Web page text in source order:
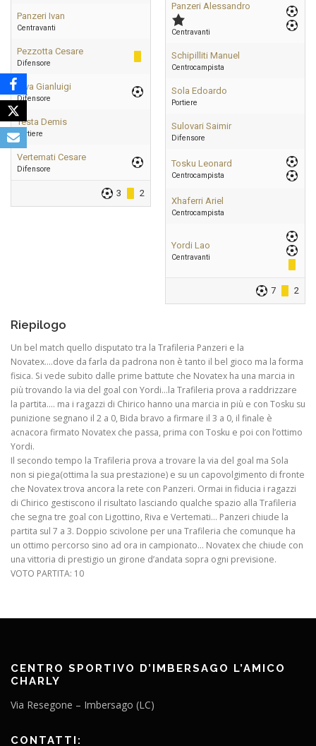
Panzeri Ivan
Centravanti
Pezzotta Cesare
Difensore
Riva Gianluigi
Difensore
Testa Demis
Portiere
Vertemati Cesare
Difensore
3 2
Panzeri Alessandro
Centravanti
Schipilliti Manuel
Centrocampista
Sola Edoardo
Portiere
Sulovari Saimir
Difensore
Tosku Leonard
Centrocampista
Xhaferri Ariel
Centrocampista
Yordi Lao
Centravanti
7 2
Riepilogo
Un bel match quello disputato tra la Trafileria Panzeri e la
Novatex….dove da farla da padrona non è tanto il bel gioco ma la forma
fisica. Si vede subito dalle prime battute che Novatex ha una marcia in
più trovando la via del goal con Yordi…la Trafileria prova a raddrizzare
la partita…. ma i ragazzi di Chirico hanno una marcia in più e con Tosku su
punizione segnano il 2 a 0, Bida bravo a firmare il 3 a 0, il finale è
acnacora firmato Novatex che passa, prima con Tosku e poi con l’ottimo
Yordi.
Il secondo tempo la Trafileria prova a trovare la via del goal ma Sola
non si piega(ottima la sua prestazione) e su un capovolgimento di fronte
che Novatex trova ancora la rete con Panzeri. Ormai in fiducia i ragazzi
di Chirico gestiscono il risultato lasciando qualche spazio alla Trafileria
che segna tre goal con Ligottino, Riva e Vertemati… Panzeri chiude la
partita sul 7 a 3. Doppio scivolone per una Trafileria che comunque ha
un ottimo percorso sino ad ora in campionato… Novatex che chiude con
una vittoria di prestigio un girone d’andata sopra ogni previsione.
VOTO PARTITA: 10
CENTRO SPORTIVO D’IMBERSAGO L’AMICO
CHARLY
Via Resegone – Imbersago (LC)
CONTATTI: